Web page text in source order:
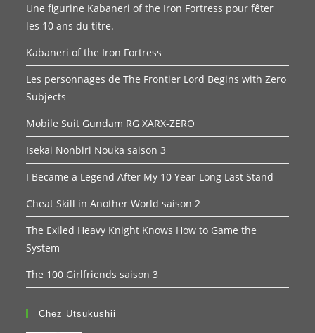
Une figurine Kabaneri of the Iron Fortress pour fêter
les 10 ans du titre.
Kabaneri of the Iron Fortress
Les personnages de The Frontier Lord Begins with Zero
Subjects
Mobile Suit Gundam RG XARX-ZERO
Isekai Nonbiri Nouka saison 3
I Became a Legend After My 10 Year-Long Last Stand
Cheat Skill in Another World saison 2
The Exiled Heavy Knight Knows How to Game the
System
The 100 Girlfriends saison 3
Chez Utsukushii